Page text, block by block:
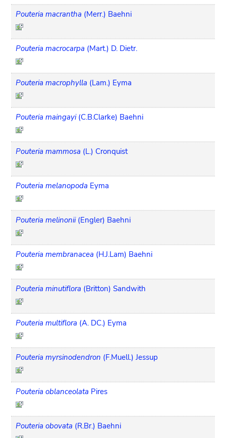
Pouteria macrantha (Merr.) Baehni
Pouteria macrocarpa (Mart.) D. Dietr.
Pouteria macrophylla (Lam.) Eyma
Pouteria maingayi (C.B.Clarke) Baehni
Pouteria mammosa (L.) Cronquist
Pouteria melanopoda Eyma
Pouteria melinonii (Engler) Baehni
Pouteria membranacea (H.J.Lam) Baehni
Pouteria minutiflora (Britton) Sandwith
Pouteria multiflora (A. DC.) Eyma
Pouteria myrsinodendron (F.Muell.) Jessup
Pouteria oblanceolata Pires
Pouteria obovata (R.Br.) Baehni